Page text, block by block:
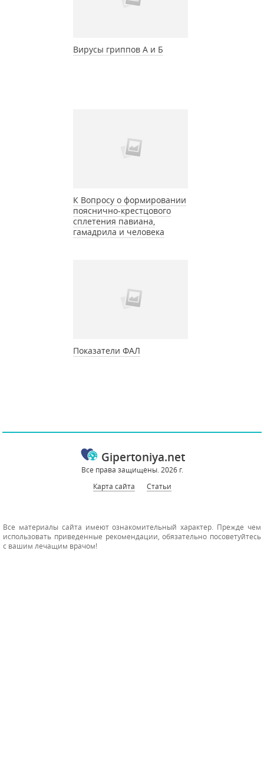
Вирусы гриппов А и Б
К Вопросу о формировании
пояснично-крестцового
сплетения павиана,
гамадрила и человека
Показатели ФАЛ
Gipertoniya.net
Все права защищены. 2026 г.
Карта сайта
Статьи
Все материалы сайта имеют ознакомительный характер. Прежде чем
использовать приведенные рекомендации, обязательно посоветуйтесь
с вашим лечащим врачом!